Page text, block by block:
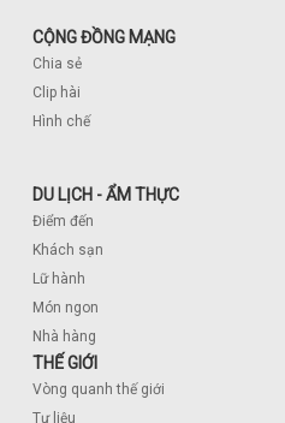
CỘNG ĐỒNG MẠNG
Chia sẻ
Clip hài
Hình chế
DU LỊCH - ẨM THỰC
Điểm đến
Khách sạn
Lữ hành
Món ngon
Nhà hàng
THẾ GIỚI
Vòng quanh thế giới
Tư liệu